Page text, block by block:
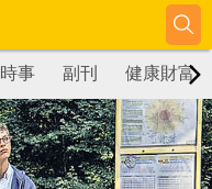
時事 副刊 健康財富